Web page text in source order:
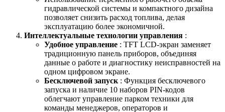
гидравлической системы и компактного дизайна
позволяет снизить расход топлива, делая
эксплуатацию более экономичной.
Интеллектуальные технологии управления :
Удобное управление : TFT LCD-экран заменяет
традиционную панель приборов, объединяя
данные о работе и диагностику неисправностей на
одном цифровом экране.
Бесключевой запуск : Функция бесключевого
запуска и наличие 10 наборов PIN-кодов
облегчают управление парком техники для
команды менеджеров, операторов и